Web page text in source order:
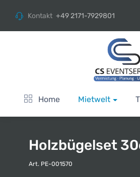
Kontakt +49 2171-7929801
Home Mietwelt
Holzbügelset
Art. PE-001570